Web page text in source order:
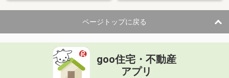
ページトップに戻る
goo住宅・不動産
アプリ